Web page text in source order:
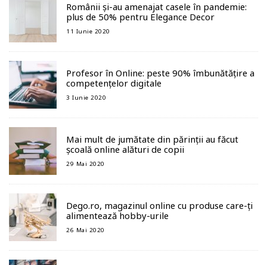
Românii și-au amenajat casele în pandemie:
plus de 50% pentru Elegance Decor
11 Iunie 2020
Profesor în Online: peste 90% îmbunătățire a
competențelor digitale
3 Iunie 2020
Mai mult de jumătate din părinții au făcut
școală online alături de copii
29 Mai 2020
Dego.ro, magazinul online cu produse care-ți
alimentează hobby-urile
26 Mai 2020